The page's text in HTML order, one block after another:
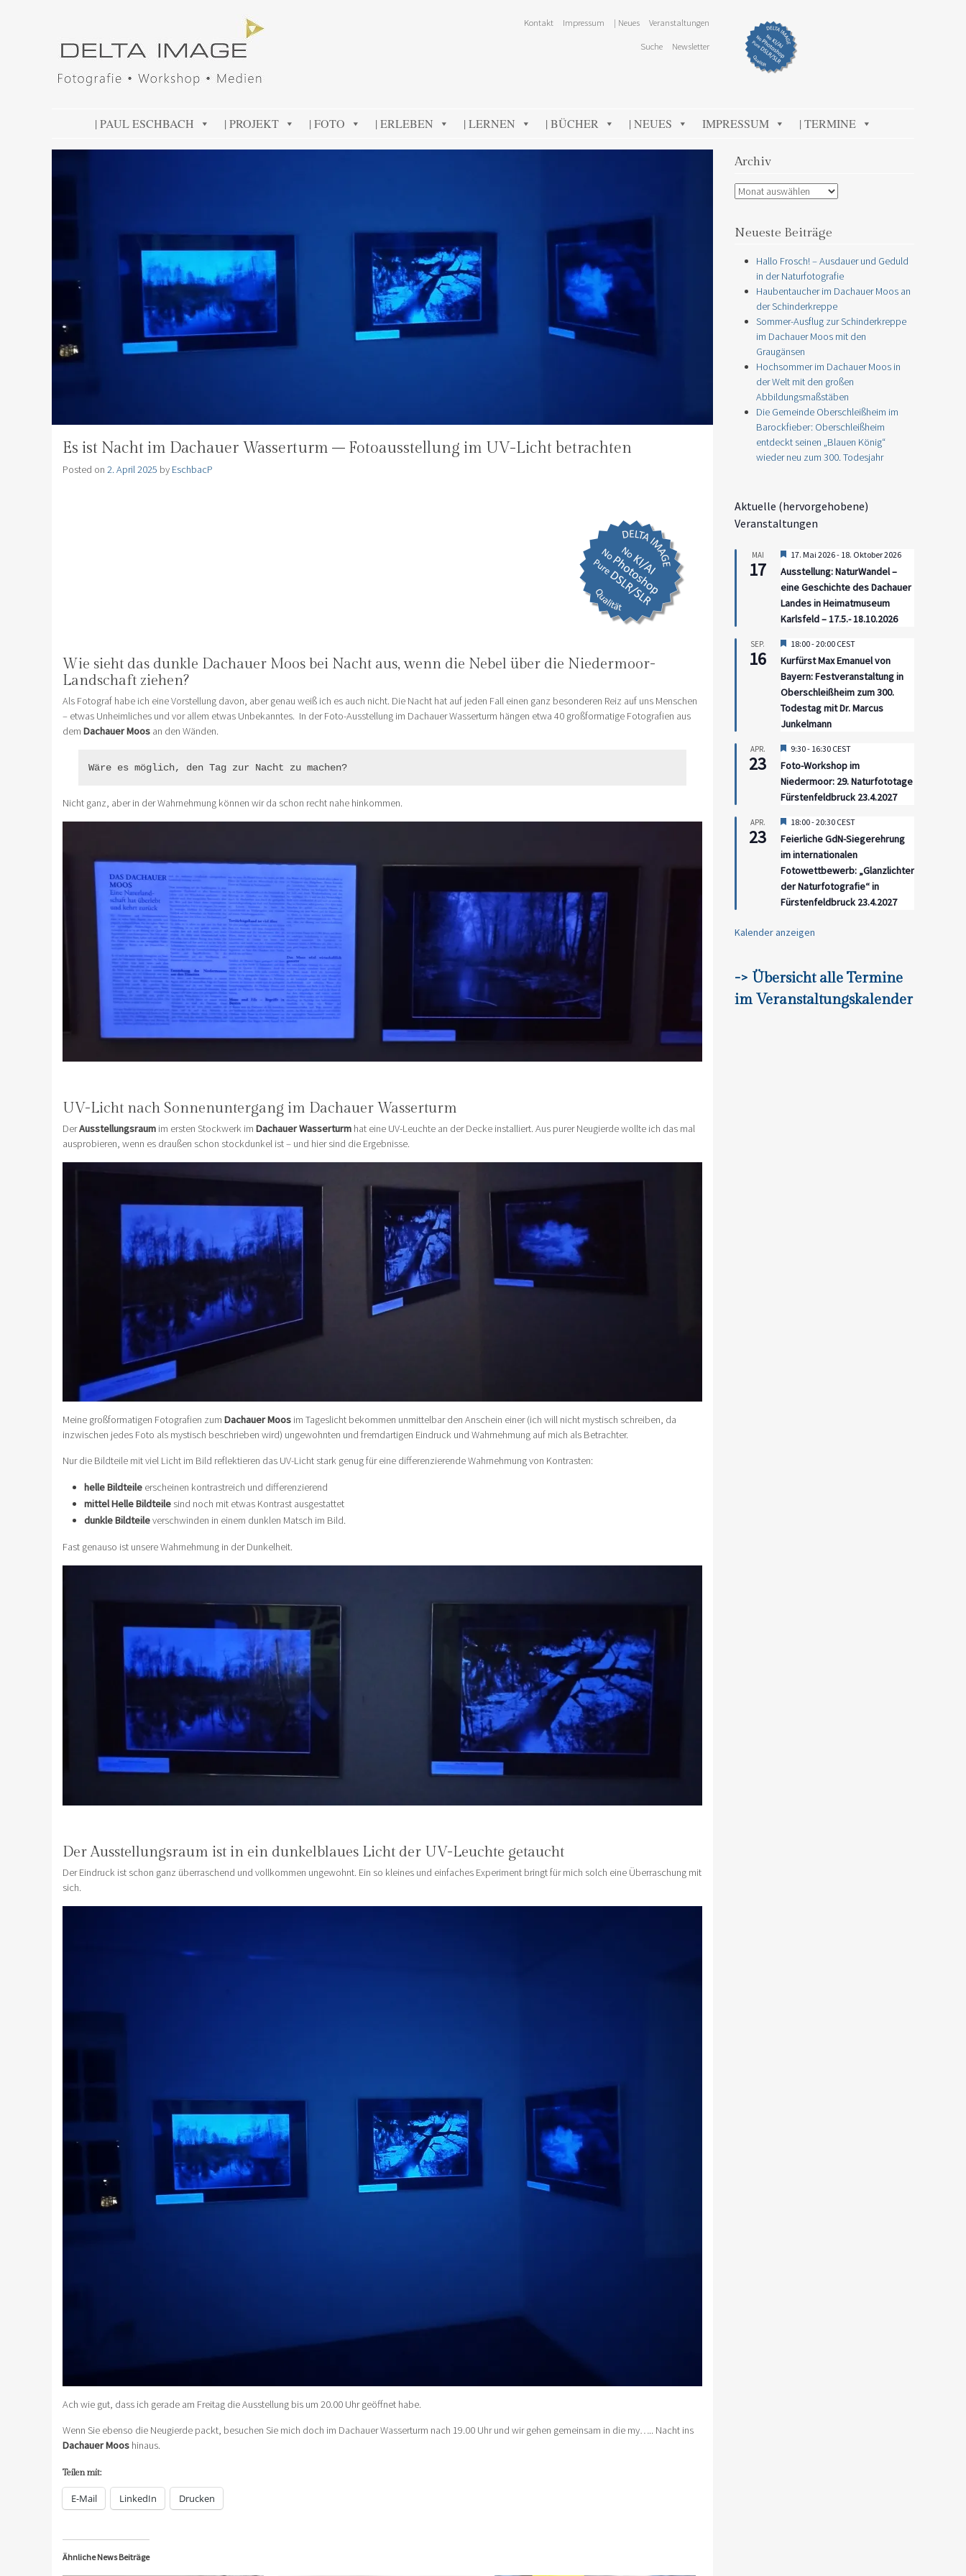
Kontakt Impressum | Neues Veranstaltungen
Suche Newsletter
SKIP TO CONTENT
| PAUL ESCHBACH | PROJEKT | FOTO | ERLEBEN | LERNEN | BÜCHER | NEUES IMPRESSUM | TERMINE
Es ist Nacht im Dachauer Wasserturm – Fotoausstellung im UV-Licht betrachten
Posted on 2. April 2025 by EschbacP
Wie sieht das dunkle Dachauer Moos bei Nacht aus, wenn die Nebel über die Niedermoor-
Landschaft ziehen?
Als Fotograf habe ich eine Vorstellung davon, aber genau weiß ich es auch nicht. Die Nacht hat auf jeden Fall einen ganz besonderen Reiz auf uns Menschen
– etwas Unheimliches und vor allem etwas Unbekanntes. In der Foto-Ausstellung im Dachauer Wasserturm hängen etwa 40 großformatige Fotografien aus
dem Dachauer Moos an den Wänden.
Wäre es möglich, den Tag zur Nacht zu machen?
Nicht ganz, aber in der Wahrnehmung können wir da schon recht nahe hinkommen.
UV-Licht nach Sonnenuntergang im Dachauer Wasserturm
DerAusstellungsraum im ersten Stockwerk im Dachauer Wasserturm hat eine UV-Leuchte an der Decke installiert. Aus purer Neugierde wollte ich das mal
ausprobieren, wenn es draußen schon stockdunkel ist – und hier sind die Ergebnisse.
Meine großformatigen Fotografien zum Dachauer Moos im Tageslicht bekommen unmittelbar den Anschein einer (ich will nicht mystisch schreiben, da
inzwischen jedes Foto als mystisch beschrieben wird) ungewohnten und fremdartigen Eindruck und Wahrnehmung auf mich als Betrachter.
Nur die Bildteile mit viel Licht im Bild reflektieren das UV-Licht stark genug für eine differenzierende Wahrnehmung von Kontrasten:
helle Bildteile erscheinen kontrastreich und differenzierend
mittel Helle Bildteile sind noch mit etwas Kontrast ausgestattet
dunkle Bildteileverschwinden in einem dunklen Matsch im Bild.
Fast genauso ist unsere Wahrnehmung in der Dunkelheit.
Der Ausstellungsraum ist in ein dunkelblaues Licht der UV-Leuchte getaucht
Der Eindruck ist schon ganz überraschend und vollkommen ungewohnt. Ein so kleines und einfaches Experiment bringt für mich solch eine Überraschung mit
sich.
Ach wie gut, dass ich gerade am Freitag die Ausstellung bis um 20.00 Uhr geöffnet habe.
Wenn Sie ebenso die Neugierde packt, besuchen Sie mich doch im Dachauer Wasserturm nach 19.00 Uhr und wir gehen gemeinsam in die my….. Nacht ins
Dachauer Moos hinaus.
Teilen mit:
E-Mail LinkedIn Drucken
Ähnliche News Beiträge
Archiv
Archiv
Neueste Beiträge
Hallo Frosch! – Ausdauer und Geduld
in der Naturfotografie
Haubentaucher im Dachauer Moos an
der Schinderkreppe
Sommer-Ausflug zur Schinderkreppe
im Dachauer Moos mit den
Graugänsen
Hochsommer im Dachauer Moos in
der Welt mit den großen
Abbildungsmaßstäben
Die Gemeinde Oberschleißheim im
Barockfieber: Oberschleißheim
entdeckt seinen „Blauen König“
wieder neu zum 300. Todesjahr
Aktuelle (hervorgehobene)
Veranstaltungen
MAI
17
Hervorgehoben
17. Mai 2026- 18. Oktober 2026
Ausstellung: NaturWandel –
eine Geschichte des Dachauer
Landes in Heimatmuseum
Karlsfeld – 17.5.- 18.10.2026
SEP.
16
Hervorgehoben
18:00-20:00 CEST
Kurfürst Max Emanuel von
Bayern: Festveranstaltung in
Oberschleißheim zum 300.
Todestag mit Dr. Marcus
Junkelmann
APR.
23
Hervorgehoben
9:30- 16:30 CEST
Foto-Workshop im
Niedermoor: 29. Naturfototage
Fürstenfeldbruck 23.4.2027
APR.
23
Hervorgehoben
18:00-20:30 CEST
Feierliche GdN-Siegerehrung
im internationalen
Fotowettbewerb: „Glanzlichter
der Naturfotografie“ in
Fürstenfeldbruck 23.4.2027
Kalender anzeigen
-> Übersicht alle Termine
im Veranstaltungskalender